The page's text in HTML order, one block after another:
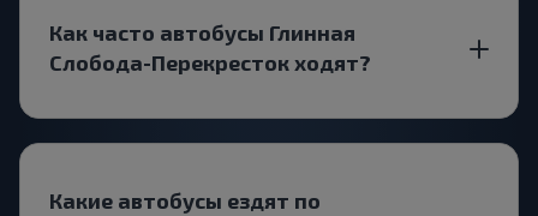
Как часто автобусы Глинная
Слобода-Перекресток ходят?
Какие автобусы ездят по